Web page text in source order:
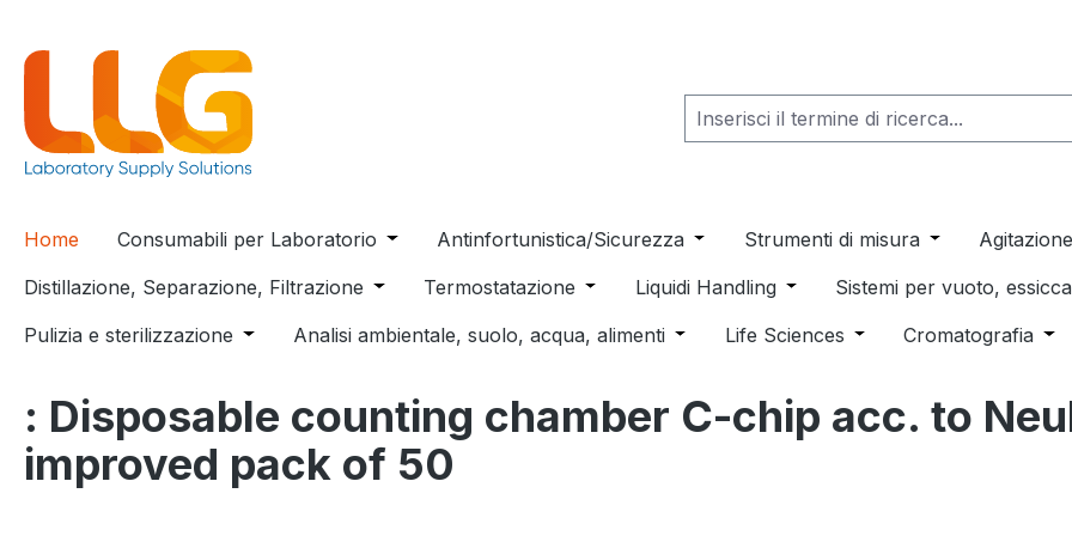
Home Consumabili per Laboratorio Open or close the dropdown menu from the category Consumabili per
Antinfortunistica/Sicurezza Open or close the dropdown menu
Strumenti di misura Open or close
Distillazione, Separazione, Filtrazione Open or close the dropdown menu from the category Distillazione,
Termostatazione Open or close the dropdown menu from the
Liquidi Handling Open or close the dropdown
Sistemi per vuoto,
Pulizia e sterilizzazione Open or close the dropdown menu from the category Pulizia e sterilizzazione
Analisi ambientale, suolo, acqua, alimenti Open or close the dropdown menu from
Life Sciences Open or close the
Cromatografia
: Disposable counting chamber C-chip acc. to
improved pack of 50